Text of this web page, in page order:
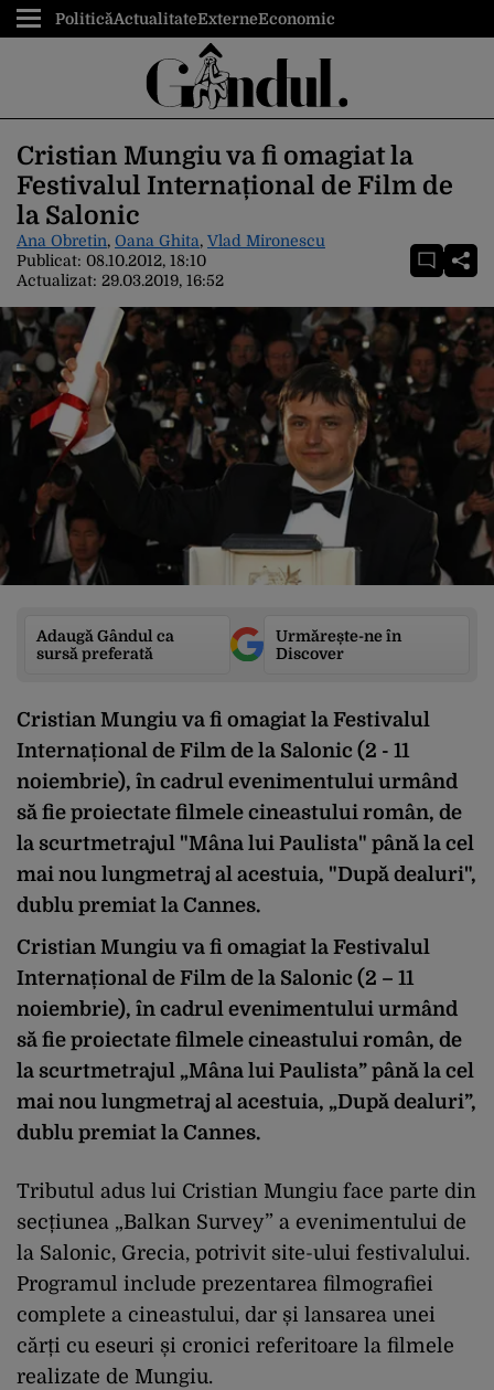
PoliticăActualitateExterneEconomic
Cristian Mungiu va fi omagiat la
Festivalul Internațional de Film de
la Salonic
Ana Obretin, Oana Ghita, Vlad Mironescu
Publicat: 08.10.2012, 18:10
Actualizat: 29.03.2019, 16:52
Adaugă Gândul ca
sursă preferată
Urmărește-ne în
Discover
Cristian Mungiu va fi omagiat la Festivalul
Internațional de Film de la Salonic (2 - 11
noiembrie), în cadrul evenimentului urmând
să fie proiectate filmele cineastului român, de
la scurtmetrajul "Mâna lui Paulista" până la cel
mai nou lungmetraj al acestuia, "După dealuri",
dublu premiat la Cannes.
Cristian Mungiu va fi omagiat la Festivalul
Internațional de Film de la Salonic (2 – 11
noiembrie), în cadrul evenimentului urmând
să fie proiectate filmele cineastului român, de
la scurtmetrajul „Mâna lui Paulista” până la cel
mai nou lungmetraj al acestuia, „După dealuri”,
dublu premiat la Cannes.
Tributul adus lui Cristian Mungiu face parte din
secțiunea „Balkan Survey” a evenimentului de
la Salonic, Grecia, potrivit site-ului festivalului.
Programul include prezentarea filmografiei
complete a cineastului, dar și lansarea unei
cărți cu eseuri și cronici referitoare la filmele
realizate de Mungiu.